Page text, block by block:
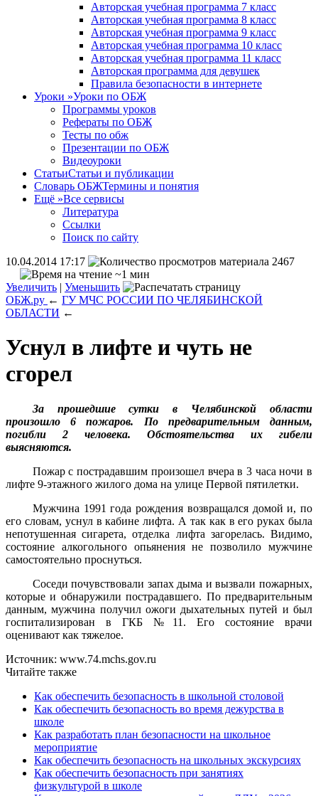
Авторская учебная программа 7 класс
Авторская учебная программа 8 класс
Авторская учебная программа 9 класс
Авторская учебная программа 10 класс
Авторская учебная программа 11 класс
Авторская программа для девушек
Правила безопасности в интернете
Уроки »Уроки по ОБЖ
Программы уроков
Рефераты по ОБЖ
Тесты по обж
Презентации по ОБЖ
Видеоуроки
СтатьиСтатьи и публикации
Словарь ОБЖТермины и понятия
Ещё »Все сервисы
Литература
Ссылки
Поиск по сайту
10.04.2014 17:17
2467
~1 мин
Увеличить | Уменьшить
ОБЖ.ру ← ГУ МЧС РОССИИ ПО ЧЕЛЯБИНСКОЙ
ОБЛАСТИ ←
Уснул в лифте и чуть не
сгорел
За прошедшие сутки в Челябинской области
произошло 6 пожаров. По предварительным данным,
погибли 2 человека. Обстоятельства их гибели
выясняются.
Пожар с пострадавшим произошел вчера в 3 часа ночи в
лифте 9-этажного жилого дома на улице Первой пятилетки.
Мужчина 1991 года рождения возвращался домой и, по
его словам, уснул в кабине лифта. А так как в его руках была
непотушенная сигарета, отделка лифта загорелась. Видимо,
состояние алкогольного опьянения не позволило мужчине
самостоятельно проснуться.
Соседи почувствовали запах дыма и вызвали пожарных,
которые и обнаружили пострадавшего. По предварительным
данным, мужчина получил ожоги дыхательных путей и был
госпитализирован в ГКБ №11. Его состояние врачи
оценивают как тяжелое.
Источник: www.74.mchs.gov.ru
Читайте также
Как обеспечить безопасность в школьной столовой
Как обеспечить безопасность во время дежурства в
школе
Как разработать план безопасности на школьное
мероприятие
Как обеспечить безопасность на школьных экскурсиях
Как обеспечить безопасность при занятиях
физкультурой в школе